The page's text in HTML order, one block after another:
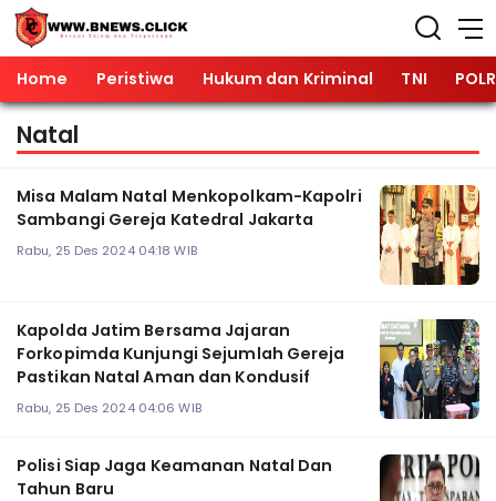
Home Peristiwa Hukum dan Kriminal TNI
Natal
Misa Malam Natal Menkopolkam-Kapolri
Sambangi Gereja Katedral Jakarta
Rabu, 25 Des 2024 04:18 WIB
Kapolda Jatim Bersama Jajaran
Forkopimda Kunjungi Sejumlah Gereja
Pastikan Natal Aman dan Kondusif
Rabu, 25 Des 2024 04:06 WIB
Polisi Siap Jaga Keamanan Natal Dan
Tahun Baru